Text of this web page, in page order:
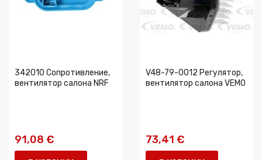
342010 Сопротивление,
вентилятор салона NRF
91,08 €
V48-79-0012 Регулятор,
вентилятор салона VEMO
73,41 €